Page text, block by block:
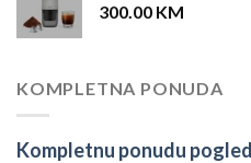
300.00 KM
KOMPLETNA PONUDA
Kompletnu ponudu